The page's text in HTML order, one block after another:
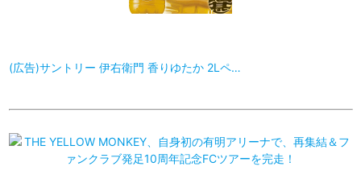
(広告)サントリー 伊右衛門 香りゆたか 2Lペ…